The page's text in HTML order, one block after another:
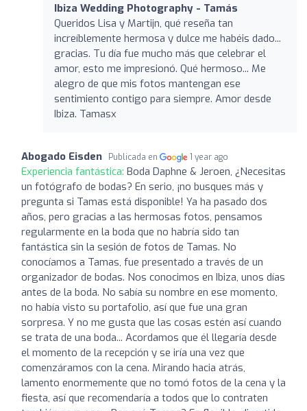
Ibiza Wedding Photography - Tamás
Queridos Lisa y Martijn, qué reseña tan
increíblemente hermosa y dulce me habéis dado...
gracias. Tu día fue mucho más que celebrar el
amor, esto me impresionó. Qué hermoso... Me
alegro de que mis fotos mantengan ese
sentimiento contigo para siempre. Amor desde
Ibiza. Tamasx
Abogado Eisden Publicada en 1 year ago
Experiencia fantástica: Boda Daphne & Jeroen, ¿Necesitas
un fotógrafo de bodas? En serio, ¡no busques más y
pregunta si Tamas está disponible! Ya ha pasado dos
años, pero gracias a las hermosas fotos, pensamos
regularmente en la boda que no habría sido tan
fantástica sin la sesión de fotos de Tamas. No
conocíamos a Tamas, fue presentado a través de un
organizador de bodas. Nos conocimos en Ibiza, unos días
antes de la boda. No sabía su nombre en ese momento,
no había visto su portafolio, así que fue una gran
sorpresa. Y no me gusta que las cosas estén así cuando
se trata de una boda... Acordamos que él llegaría desde
el momento de la recepción y se iría una vez que
comenzáramos con la cena. Mirando hacia atrás,
lamento enormemente que no tomó fotos de la cena y la
fiesta, así que recomendaría a todos que lo contraten